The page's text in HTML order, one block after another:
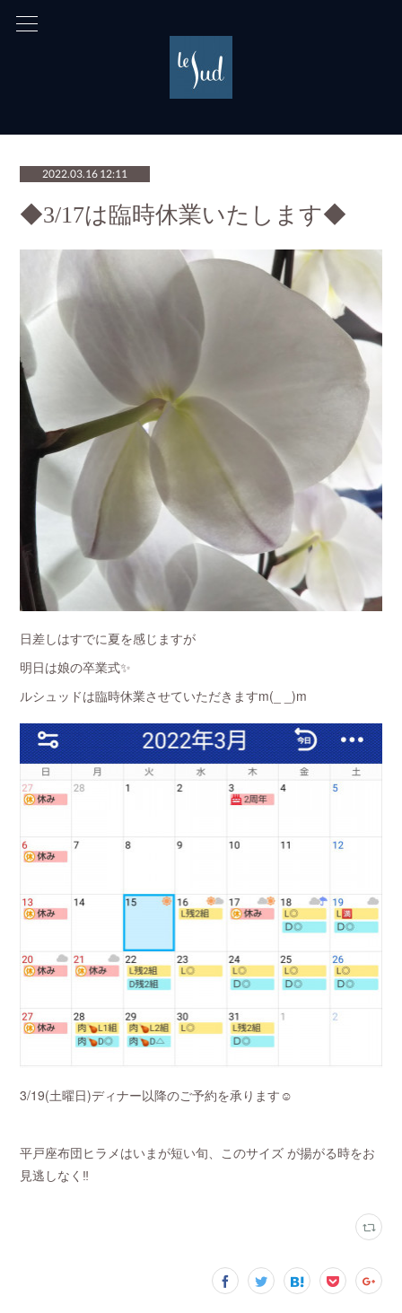
2022.03.16 12:11
◆3/17は臨時休業いたします◆
日差しはすでに夏を感じますが
明日は娘の卒業式✨
ルシュッドは臨時休業させていただきますm(_ _)m
3/19(土曜日)ディナー以降のご予約を承ります☺️
平戸座布団ヒラメはいまが短い旬、このサイズ が揚がる時をお
見逃しなく‼️